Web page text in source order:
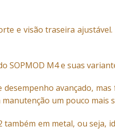
e visão traseira ajustável.
SOPMOD M4 e suas
avançado, mas
um pouco mais
também em metal, ou seja,